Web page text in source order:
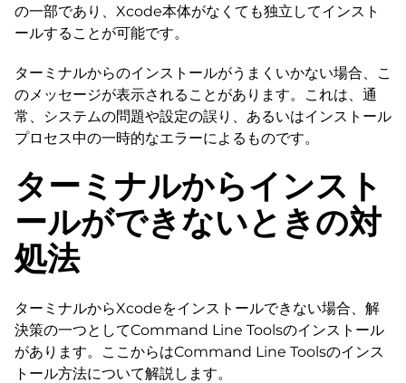
の一部であり、Xcode本体がなくても独立してインスト
ールすることが可能です。
ターミナルからのインストールがうまくいかない場合、こ
のメッセージが表示されることがあります。これは、通
常、システムの問題や設定の誤り、あるいはインストール
プロセス中の一時的なエラーによるものです。
ターミナルからインスト
ールができないときの対
処法
ターミナルからXcodeをインストールできない場合、解
決策の一つとしてCommand Line Toolsのインストール
があります。ここからはCommand Line Toolsのインス
トール方法について解説します。